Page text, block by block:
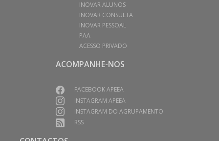
INOVAR ALUNOS
INOVAR CONSULTA
INOVAR PESSOAL
PAA
ACESSO PRIVADO
ACOMPANHE-NOS
FACEBOOK APEEA
INSTAGRAM APEEA
INSTAGRAM DO AGRUPAMENTO
RSS